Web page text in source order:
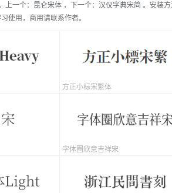
上一个： 昆仑宋体 ， 下一个： 汉仪字典宋简 。安装
使用，商用请联系作者。
方正小标宋繁体
字体圈欣意吉祥宋